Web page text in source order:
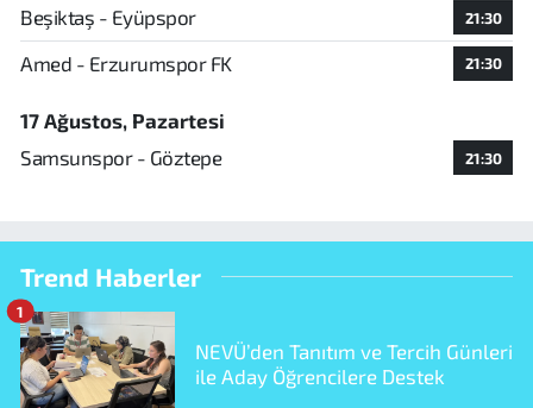
Beşiktaş - Eyüpspor 21:30
Amed - Erzurumspor FK 21:30
17 Ağustos, Pazartesi
Samsunspor - Göztepe
21:30
Trend Haberler
NEVÜ’den Tanıtım ve Tercih Günleri
ile Aday Öğrencilere Destek
1